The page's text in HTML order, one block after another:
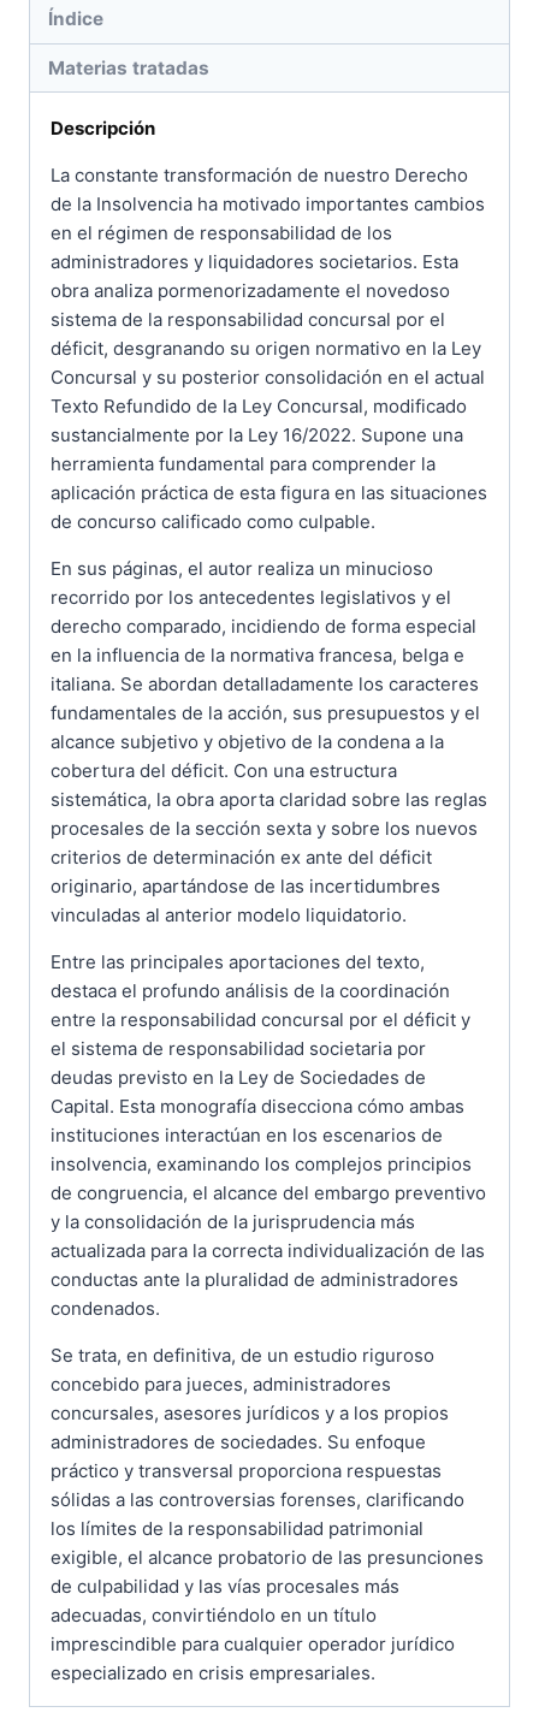
Índice
Materias tratadas
Descripción
La constante transformación de nuestro Derecho
de la Insolvencia ha motivado importantes cambios
en el régimen de responsabilidad de los
administradores y liquidadores societarios. Esta
obra analiza pormenorizadamente el novedoso
sistema de la responsabilidad concursal por el
déficit, desgranando su origen normativo en la Ley
Concursal y su posterior consolidación en el actual
Texto Refundido de la Ley Concursal, modificado
sustancialmente por la Ley 16/2022. Supone una
herramienta fundamental para comprender la
aplicación práctica de esta figura en las situaciones
de concurso calificado como culpable.
En sus páginas, el autor realiza un minucioso
recorrido por los antecedentes legislativos y el
derecho comparado, incidiendo de forma especial
en la influencia de la normativa francesa, belga e
italiana. Se abordan detalladamente los caracteres
fundamentales de la acción, sus presupuestos y el
alcance subjetivo y objetivo de la condena a la
cobertura del déficit. Con una estructura
sistemática, la obra aporta claridad sobre las reglas
procesales de la sección sexta y sobre los nuevos
criterios de determinación ex ante del déficit
originario, apartándose de las incertidumbres
vinculadas al anterior modelo liquidatorio.
Entre las principales aportaciones del texto,
destaca el profundo análisis de la coordinación
entre la responsabilidad concursal por el déficit y
el sistema de responsabilidad societaria por
deudas previsto en la Ley de Sociedades de
Capital. Esta monografía disecciona cómo ambas
instituciones interactúan en los escenarios de
insolvencia, examinando los complejos principios
de congruencia, el alcance del embargo preventivo
y la consolidación de la jurisprudencia más
actualizada para la correcta individualización de las
conductas ante la pluralidad de administradores
condenados.
Se trata, en definitiva, de un estudio riguroso
concebido para jueces, administradores
concursales, asesores jurídicos y a los propios
administradores de sociedades. Su enfoque
práctico y transversal proporciona respuestas
sólidas a las controversias forenses, clarificando
los límites de la responsabilidad patrimonial
exigible, el alcance probatorio de las presunciones
de culpabilidad y las vías procesales más
adecuadas, convirtiéndolo en un título
imprescindible para cualquier operador jurídico
especializado en crisis empresariales.